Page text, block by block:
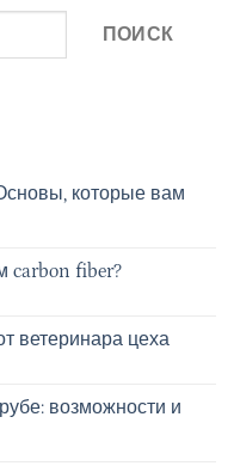
ПОИСК
которые вам
carbon fiber?
ветеринара цеха
возможности и